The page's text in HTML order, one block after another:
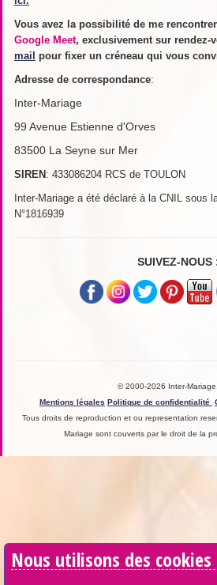
Vous avez la possibilité de me
Google Meet, exclusivement sur rendez-
mail pour fixer un créneau qui vous
Adresse de correspondance:
Inter-Mariage
99 Avenue Estienne d'Orves
83500 La Seyne sur Mer
SIREN : 433086204 RCS de TOULON
Inter-Mariage a été déclaré à la CNIL sous
N°1816939
SUIVEZ-NOUS
© 2000-2026 Inter-
Mentions légales Politique de confidentialité
Tous droits de reproduction et ou representation
Mariage sont couverts par le droit de la
Nous utilisons des cookies